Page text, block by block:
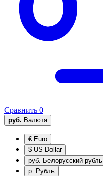
Сравнить 0
руб. Валюта
€ Euro
$ US Dollar
руб. Белорусский рубль
р. Рубль